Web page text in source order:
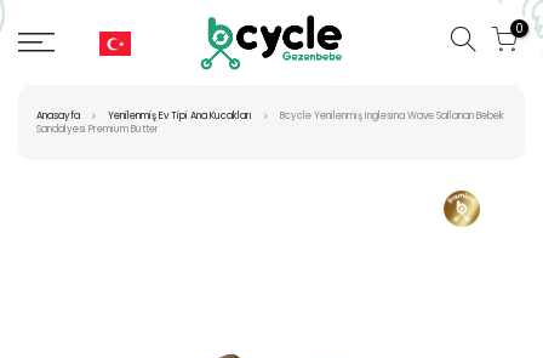
0
Anasayfa Yenilenmiş Ev Tipi Ana Kucakları
Bcycle Yenilenmiş Inglesina Wave Sallanan Bebek
Sandalyesi Premium Butter